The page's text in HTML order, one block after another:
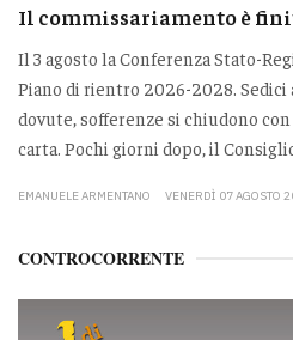
Il commissariamento è
Il 3 agosto la Conferenza Stato-
Piano di rientro 2026-2028. Sedici
dovute, sofferenze si chiudono
carta. Pochi giorni dopo, il
EMANUELE ARMENTANO VENERDÌ 07 AGOSTO
CONTROCORRENTE